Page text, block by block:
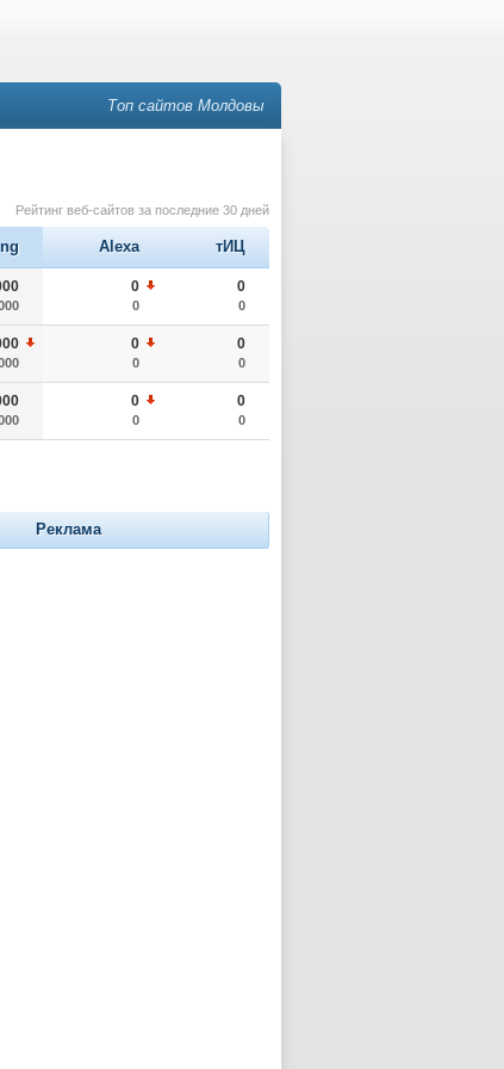
Топ сайтов Молдовы
Рейтинг веб-сайтов за последние 30 дней
Alexa тИЦ
0
0
0
0
0
0
0
0
0
0
0
0
Реклама